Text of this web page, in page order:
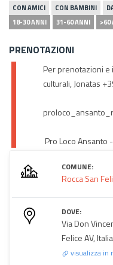
CON AMICI CON BAMBINI
18-30 ANNI
31-60 ANNI >60
PRENOTAZIONI
Per prenotazioni e
culturali, Jonatas
Pro Loco Ansanto
COMUNE:
Rocca San
DOVE:
Via Don
Felice AV, Italia
visualizza in